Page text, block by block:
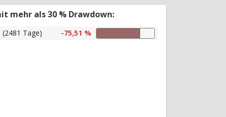
mehr als 30 % Drawdown:
(2481 Tage) -75,51 %